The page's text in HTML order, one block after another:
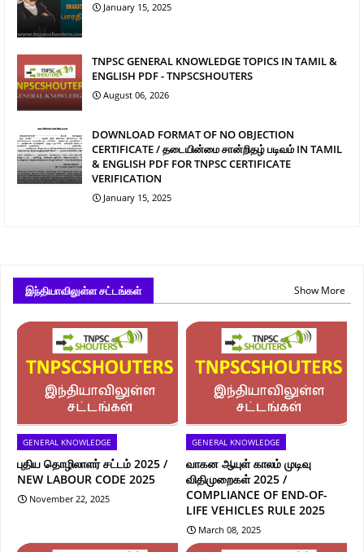
January 15, 2025
TNPSC GENERAL KNOWLEDGE TOPICS IN TAMIL &
ENGLISH PDF - TNPSCSHOUTERS
August 06, 2026
DOWNLOAD FORMAT OF NO OBJECTION
CERTIFICATE / தடையின்மை சான்றிதழ் படிவம் IN TAMIL
& ENGLISH PDF FOR TNPSC CERTIFICATE
VERIFICATION
January 15, 2025
இந்தியாவிலுள்ள சட்டங்கள் Show More
GENERAL KNOWLEDGE
புதிய தொழிலாளர் சட்டம் 2025 /
NEW LABOUR CODE 2025
November 22, 2025
GENERAL KNOWLEDGE
வாகன ஆயுள் காலம் முடிவு
விதிமுறைகள் 2025 /
COMPLIANCE OF END-OF-
LIFE VEHICLES RULE 2025
March 08, 2025